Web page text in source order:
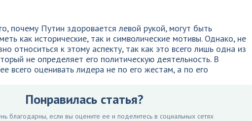
почему Путин здоровается левой рукой, могут быть
как исторические, так и символические мотивы. Однако, не
относиться к этому аспекту, так как это всего лишь одна из
не определяет его политическую деятельность. В
всего оценивать лидера не по его жестам, а по его
Понравилась статья?
благодарны, если вы оцените ее и поделитесь в социальных сетях